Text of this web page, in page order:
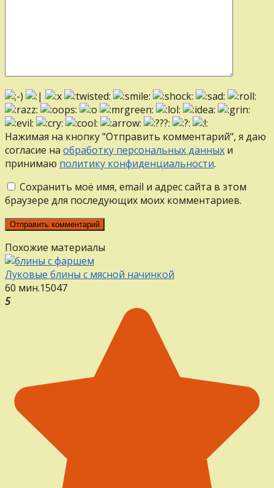
Нажимая на кнопку "Отправить комментарий", я даю
согласие на обработку персональных данных и
принимаю политику конфиденциальности.
Сохранить моё имя, email и адрес сайта в этом
браузере для последующих моих комментариев.
Похожие материалы
Луковые блины с мясной начинкой
60 мин.15047
5